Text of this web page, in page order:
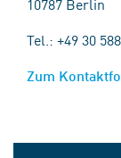
Tel.: +49 30
Zum